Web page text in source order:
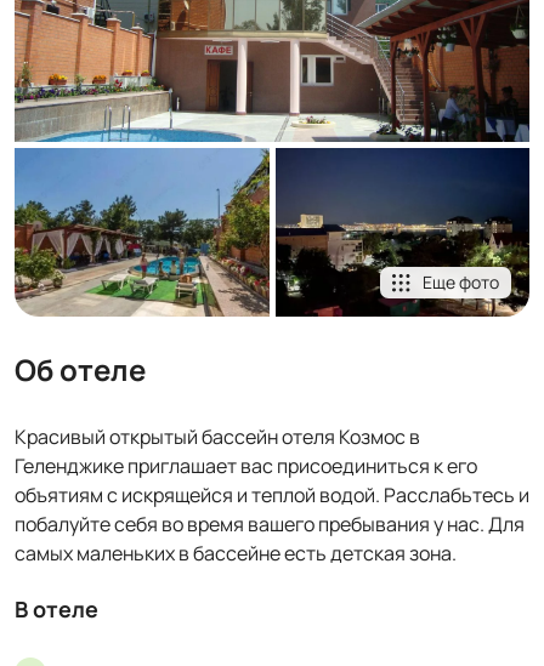
Еще фото
Об отеле
Красивый открытый бассейн отеля Козмос в
Геленджике приглашает вас присоединиться к его
объятиям с искрящейся и теплой водой. Расслабьтесь и
побалуйте себя во время вашего пребывания у нас. Для
самых маленьких в бассейне есть детская зона.
В отеле